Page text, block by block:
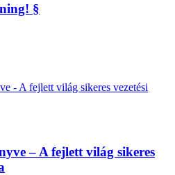
§
– A fejlett világ sikeres